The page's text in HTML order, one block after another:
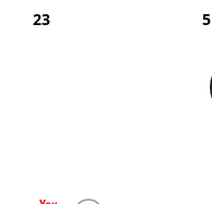
23 5